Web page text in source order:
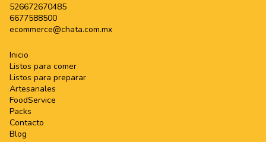
526672670485
6677588500
ecommerce@chata.com.mx
Inicio
Listos para comer
Listos para preparar
Artesanales
FoodService
Packs
Contacto
Blog